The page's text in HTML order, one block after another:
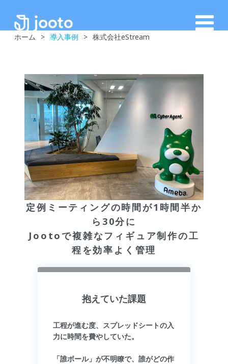
ホーム > 導入事例 > 株式会社eStream
定例ミーティングの時間が1時間半か
ら30分に
Jootoで複雑なフィギュア制作の工
程を効率よく管理
抱えていた課題
工程が進む度、スプレッドシートの入
力に時間を費やしていた。
「誰ボール」が不明瞭で、誰がどの作